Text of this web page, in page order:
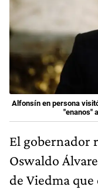
Alfonsín en persona
"enanos"
El gobernador
Oswaldo
de Viedma